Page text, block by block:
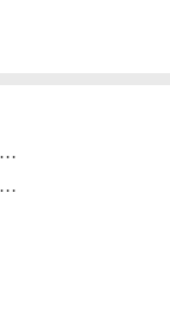
猛男口交挑逗我性高潮的故事（做爱口交自摸高潮过程）
姐夫和我口交舔我下面口述（两个男性口交）